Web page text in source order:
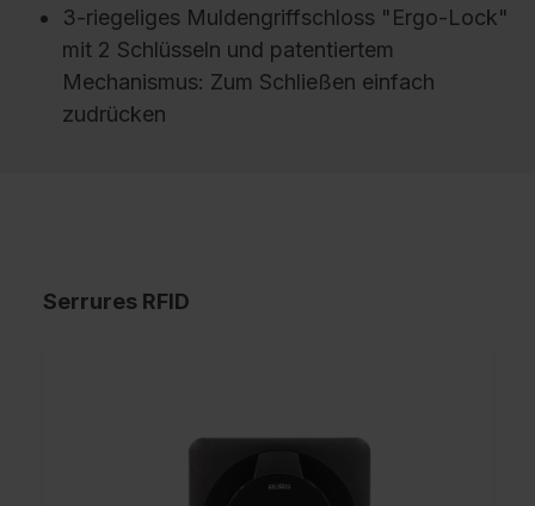
3-riegeliges Muldengriffschloss "Ergo-Lock"
mit 2 Schlüsseln und patentiertem
Mechanismus: Zum Schließen einfach
zudrücken
Serrures RFID